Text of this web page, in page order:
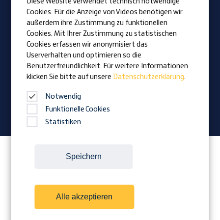
Lehrlinge
Auszeichnungen
Familienunternehmen
News
Firmenmagazin
Folgen Sie Prangl auf:
Cookies Kontakt
Cookies. Für die Anzeige von Videos benötigen wir
außerdem ihre Zustimmung zu funktionellen
Cookies. Mit Ihrer Zustimmung zu statistischen
Cookies erfassen wir anonymisiert das
Userverhalten und optimieren so die
Benutzerfreundlichkeit. Für weitere Informationen
klicken Sie bitte auf unsere Datenschutzerklärung.
Notwendig
Funktionelle Cookies
Statistiken
Speichern
Alle akzeptieren